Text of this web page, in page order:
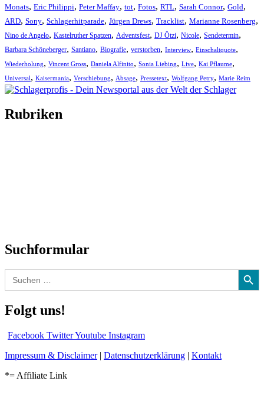
Monats, Eric Philippi, Peter Maffay, tot, Fotos, RTL, Sarah Connor, Gold,
ARD, Sony, Schlagerhitparade, Jürgen Drews, Tracklist, Marianne Rosenberg,
Nino de Angelo, Kastelruther Spatzen, Adventsfest, DJ Ötzi, Nicole, Sendetermin,
Barbara Schöneberger, Santiano, Biografie, verstorben, Interview, Einschaltquote,
Wiederholung, Vincent Gross, Daniela Alfinito, Sonia Liebing, Live, Kai Pflaume,
Universal, Kaisermania, Verschiebung, Absage, Pressetext, Wolfgang Petry, Marie Reim
Rubriken
Suchformular
Search
for:
Search Button
Folgt uns!
Facebook TwitterYoutube Instagram
Impressum & Disclaimer| Datenschutzerklärung | Kontakt
*= Affiliate Link